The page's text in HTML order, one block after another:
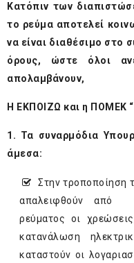
Κατόπιν των
το ρεύμα αποτελεί
να είναι διαθέσιμο στο
όρους, ώστε όλοι
απολαμβάνουν,
Η ΕΚΠΟΙΖΩ και η ΠΟΜΕΚ
1. Τα συναρμόδια
άμεσα:
Στην τροποποίηση
απαλειφθούν από
ρεύματος οι
κατανάλωση
καταστούν οι